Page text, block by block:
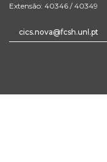
Extensão: 40346 / 40349
cics.nova@fcsh.unl.pt